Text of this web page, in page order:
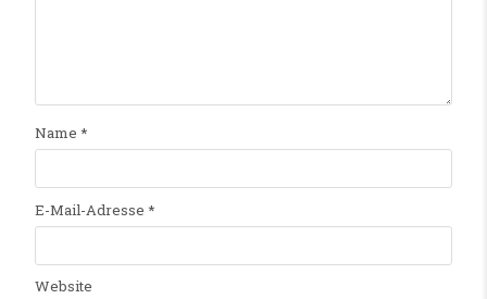
Name *
E-Mail-Adresse *
Website